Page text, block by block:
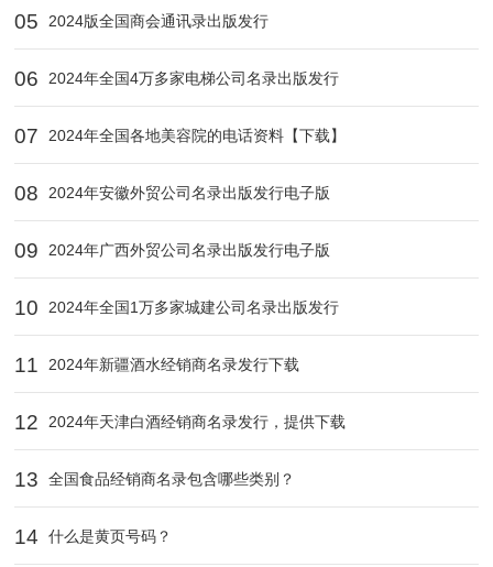
05 2024版全国商会通讯录出版发行
06 2024年全国4万多家电梯公司名录出版发行
07 2024年全国各地美容院的电话资料【下载】
08 2024年安徽外贸公司名录出版发行电子版
09 2024年广西外贸公司名录出版发行电子版
10 2024年全国1万多家城建公司名录出版发行
11 2024年新疆酒水经销商名录发行下载
12 2024年天津白酒经销商名录发行，提供下载
13 全国食品经销商名录包含哪些类别？
14 什么是黄页号码？